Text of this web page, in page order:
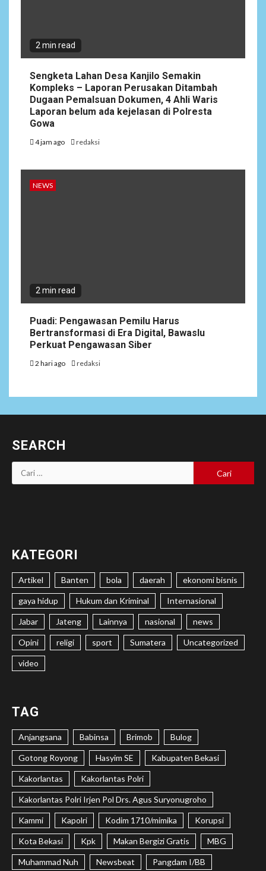
2 min read
Sengketa Lahan Desa Kanjilo Semakin
Kompleks – Laporan Perusakan Ditambah
Dugaan Pemalsuan Dokumen, 4 Ahli Waris
Laporan belum ada kejelasan di Polresta
Gowa
4 jam ago redaksi
NEWS
2 min read
Puadi: Pengawasan Pemilu Harus
Bertransformasi di Era Digital, Bawaslu
Perkuat Pengawasan Siber
2 hari ago redaksi
SEARCH
Cari
untuk:
KATEGORI
Artikel Banten bola daerah ekonomi bisnis
gaya hidup Hukum dan Kriminal Internasional
Jabar Jateng Lainnya nasional news
Opini religi sport Sumatera Uncategorized
video
TAG
Anjangsana Babinsa Brimob Bulog
Gotong Royong Hasyim SE Kabupaten Bekasi
Kakorlantas Kakorlantas Polri
Kakorlantas Polri Irjen Pol Drs. Agus Suryonugroho
Kammi Kapolri Kodim 1710/mimika Korupsi
Kota Bekasi Kpk Makan Bergizi Gratis MBG
Muhammad Nuh Newsbeat Pangdam I/BB